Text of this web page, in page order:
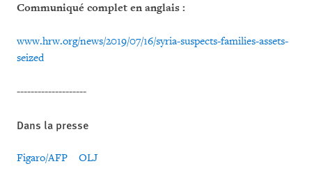
Communiqué complet en anglais :
www.hrw.org/news/2019/07/16/syria-suspects-families-assets-
seized
--------------------
Dans la presse
Figaro/AFP OLJ